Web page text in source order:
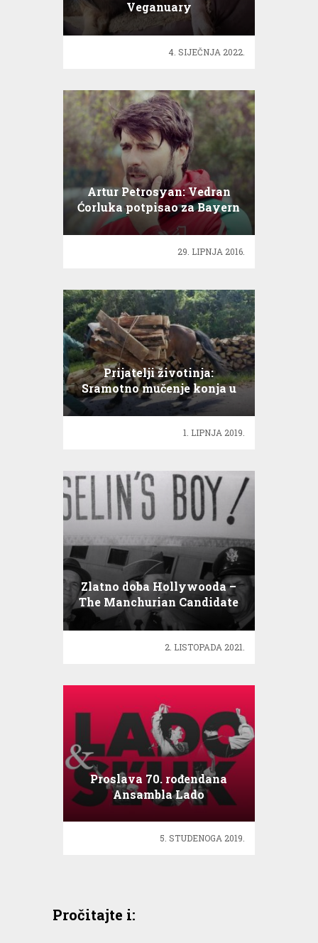
Veganuary
4. SIJEČNJA 2022.
Artur Petrosyan: Vedran
Ćorluka potpisao za Bayern
29. LIPNJA 2016.
Prijatelji životinja:
Sramotno mučenje konja u
Zagrebu
1. LIPNJA 2019.
Zlatno doba Hollywooda –
The Manchurian Candidate
2. LISTOPADA 2021.
Proslava 70. rođendana
Ansambla Lado
5. STUDENOGA 2019.
Pročitajte i: